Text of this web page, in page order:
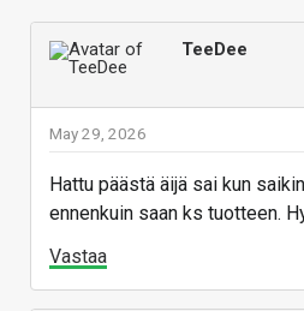
TeeDee
May 29, 2026
Hattu päästä äijä sai kun
ennenkuin saan ks tuotteen.
Vastaa